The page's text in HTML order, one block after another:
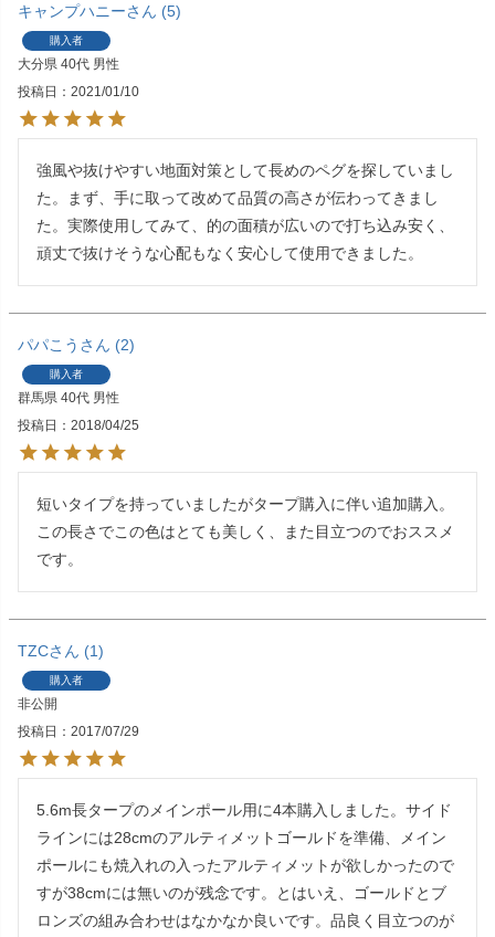
キャンプハニー 5
購入者
大分県 40代 男性
投稿日
2021/01/10
強風や抜けやすい地面対策として長めのペグを探していまし
た。まず、手に取って改めて品質の高さが伝わってきまし
た。実際使用してみて、的の面積が広いので打ち込み安く、
頑丈で抜けそうな心配もなく安心して使用できました。
パパこう 2
購入者
群馬県 40代 男性
投稿日
2018/04/25
短いタイプを持っていましたがタープ購入に伴い追加購入。
この長さでこの色はとても美しく、また目立つのでおススメ
です。
TZC 1
購入者
非公開
投稿日
2017/07/29
5.6m長タープのメインポール用に4本購入しました。サイド
ラインには28cmのアルティメットゴールドを準備、メイン
ポールにも焼入れの入ったアルティメットが欲しかったので
すが38cmには無いのが残念です。とはいえ、ゴールドとブ
ロンズの組み合わせはなかなか良いです。品良く目立つのが